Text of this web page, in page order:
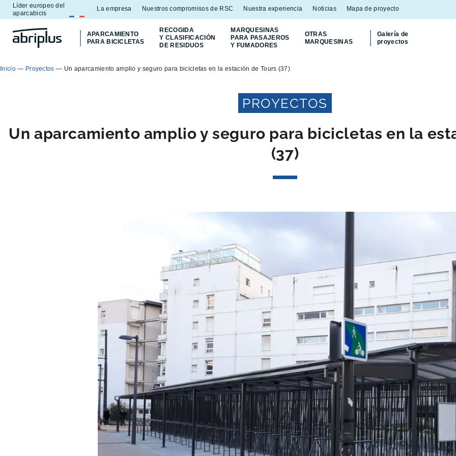
Ir al
menú
Ir al
contenido
APARCAMIENTO
PARA BICICLETAS
RECOGIDA
Y CLASIFICACIÓN
DE RESIDUOS
MARQUESINAS
PARA PASAJEROS
Y FUMADORES
OTRAS
MARQUESINAS
Galería de
proyectos
Líder europeo del
aparcabicis
La empresa Nuestros compromisos de RSC Nuestra experiencia Noticias Mapa de proyecto
Inicio— Proyectos — Un aparcamiento amplio y seguro para bicicletas en la estación de Tours (37)
PROYECTOS
Un aparcamiento amplio y seguro para bicicletas en la
(37)